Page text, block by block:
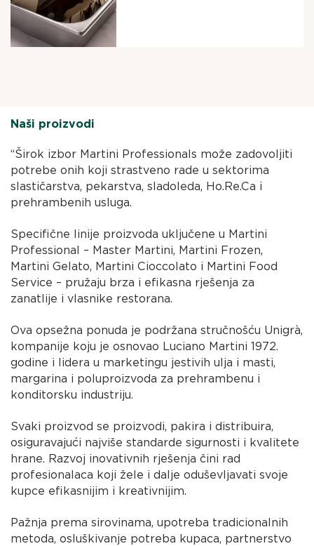
Naši proizvodi
“Širok izbor Martini Professionals može zadovoljiti
potrebe onih koji strastveno rade u sektorima
slastičarstva, pekarstva, sladoleda, Ho.Re.Ca i
prehrambenih usluga.
Specifične linije proizvoda uključene u Martini
Professional – Master Martini, Martini Frozen,
Martini Gelato, Martini Cioccolato i Martini Food
Service – pružaju brza i efikasna rješenja za
zanatlije i vlasnike restorana.
Ova opsežna ponuda je podržana stručnošću Unigrà,
kompanije koju je osnovao Luciano Martini 1972.
godine i lidera u marketingu jestivih ulja i masti,
margarina i poluproizvoda za prehrambenu i
konditorsku industriju.
Svaki proizvod se proizvodi, pakira i distribuira,
osiguravajući najviše standarde sigurnosti i kvalitete
hrane. Razvoj inovativnih rješenja čini rad
profesionalaca koji žele i dalje oduševljavati svoje
kupce efikasnijim i kreativnijim.
Pažnja prema sirovinama, upotreba tradicionalnih
metoda, osluškivanje potreba kupaca, partnerstvo